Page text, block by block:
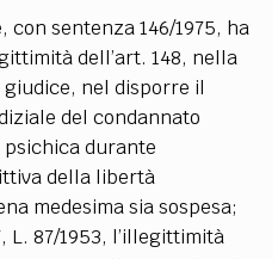
sentenza 146/1975, ha
dell’art. 148, nella
nel disporre il
del condannato
psichica durante
della libertà
medesima sia sospesa;
L. 87/1953, l’illegittimità